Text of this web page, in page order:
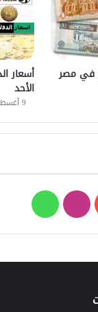
في مصر أسعار
الأحد
9 أغسطس، 2026
يوتيوبانستقرامواتساب